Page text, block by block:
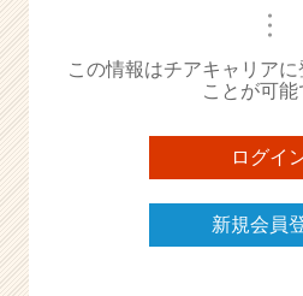
ら
ス
ト
が
届
く
・・・
この情報はチアキャリア
ことが可能
ログイ
新規会員